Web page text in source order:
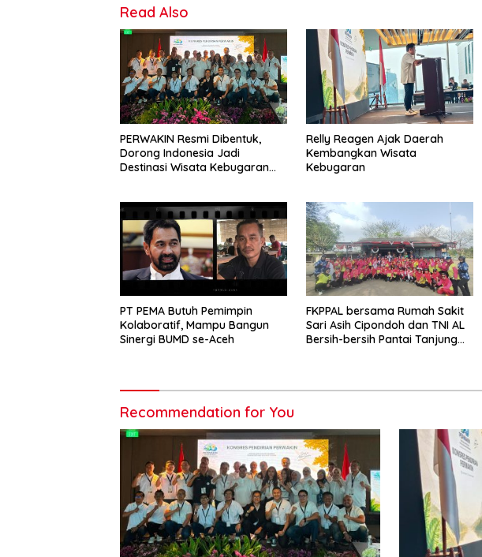
Read Also
PERWAKIN Resmi Dibentuk,
Dorong Indonesia Jadi
Destinasi Wisata Kebugaran
Relly Reagen Ajak Daerah
Kembangkan Wisata
Kebugaran
PT PEMA Butuh Pemimpin
Kolaboratif, Mampu Bangun
Sinergi BUMD se-Aceh
FKPPAL bersama Rumah Sakit
Sari Asih Cipondoh dan TNI AL
Bersih-bersih Pantai Tanjung
Recommendation for You